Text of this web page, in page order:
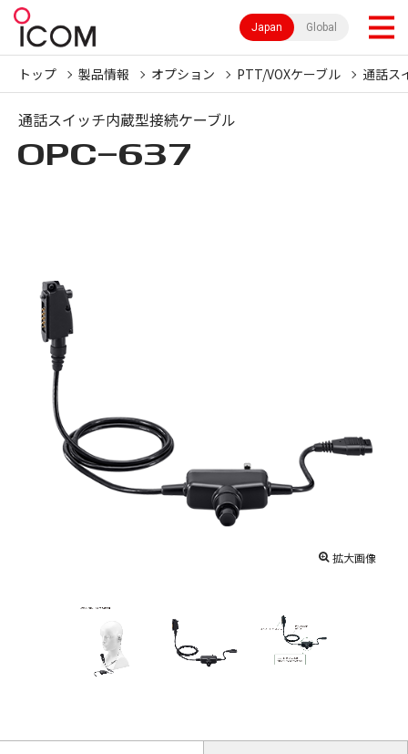
Japan Global
トップ 製品情報 オプション PTT/VOXケーブル 通話ス
通話スイッチ内蔵型接続ケーブル
OPC-637
拡大画像